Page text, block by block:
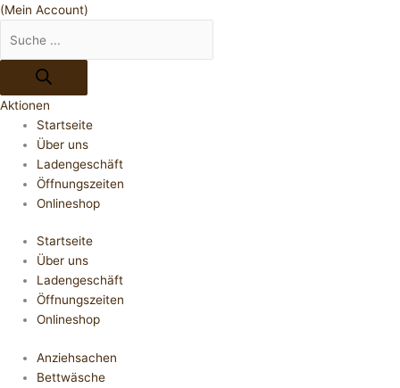
(Mein Account)
Aktionen
Startseite
Über uns
Ladengeschäft
Öffnungszeiten
Onlineshop
Startseite
Über uns
Ladengeschäft
Öffnungszeiten
Onlineshop
Anziehsachen
Bettwäsche